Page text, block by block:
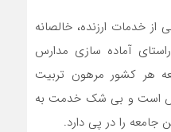
از خدمات ارزنده، خالصانه
آماده سازی مدارس
هر کشور مرهون تربیت
است و بی شک خدمت به
جامعه را در پی دارد.